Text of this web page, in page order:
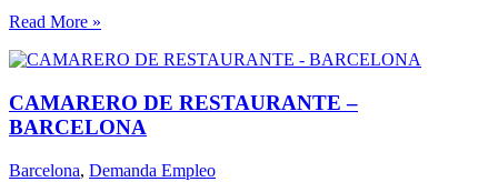
Read More »
CAMARERO DE RESTAURANTE –
BARCELONA
Barcelona, Demanda Empleo